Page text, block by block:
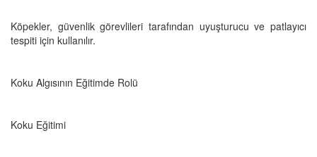
Köpekler, güvenlik görevlileri tarafından uyuşturucu ve patlayıcı
tespiti için kullanılır.
Koku Algısının Eğitimde Rolü
Koku Eğitimi